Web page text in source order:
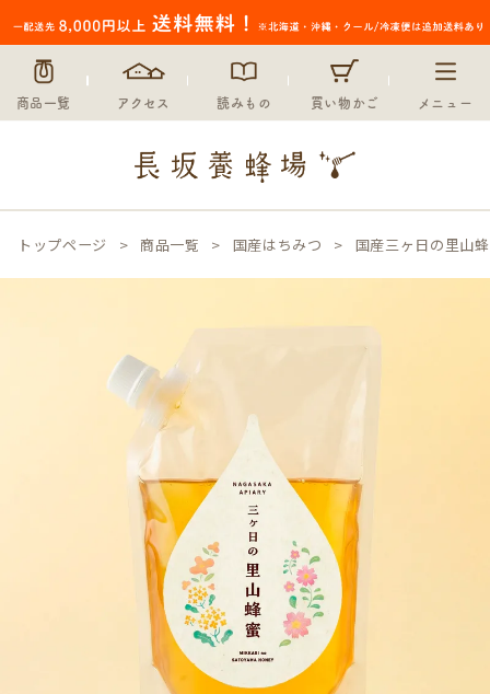
商品一覧 アクセス 読みもの 買い物かご メニュー
トップページ 商品一覧 国産はちみつ 国産三ヶ日の里山